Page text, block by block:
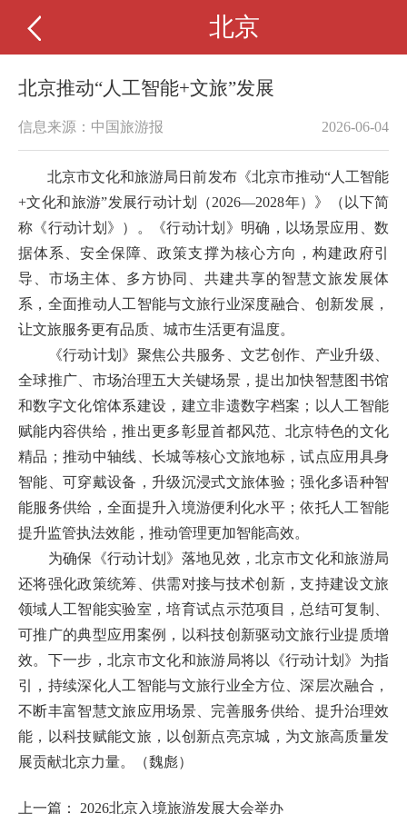
北京
北京推动“人工智能+文旅”发展
信息来源：中国旅游报 2026-06-04
北京市文化和旅游局日前发布《北京市推动“人工智能
+文化和旅游”发展行动计划（2026—2028年）》（以下简
称《行动计划》）。《行动计划》明确，以场景应用、数
据体系、安全保障、政策支撑为核心方向，构建政府引
导、市场主体、多方协同、共建共享的智慧文旅发展体
系，全面推动人工智能与文旅行业深度融合、创新发展，
让文旅服务更有品质、城市生活更有温度。
《行动计划》聚焦公共服务、文艺创作、产业升级、
全球推广、市场治理五大关键场景，提出加快智慧图书馆
和数字文化馆体系建设，建立非遗数字档案；以人工智能
赋能内容供给，推出更多彰显首都风范、北京特色的文化
精品；推动中轴线、长城等核心文旅地标，试点应用具身
智能、可穿戴设备，升级沉浸式文旅体验；强化多语种智
能服务供给，全面提升入境游便利化水平；依托人工智能
提升监管执法效能，推动管理更加智能高效。
为确保《行动计划》落地见效，北京市文化和旅游局
还将强化政策统筹、供需对接与技术创新，支持建设文旅
领域人工智能实验室，培育试点示范项目，总结可复制、
可推广的典型应用案例，以科技创新驱动文旅行业提质增
效。下一步，北京市文化和旅游局将以《行动计划》为指
引，持续深化人工智能与文旅行业全方位、深层次融合，
不断丰富智慧文旅应用场景、完善服务供给、提升治理效
能，以科技赋能文旅，以创新点亮京城，为文旅高质量发
展贡献北京力量。（魏彪）
上一篇： 2026北京入境旅游发展大会举办